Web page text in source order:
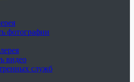
фотографии
видео
служб